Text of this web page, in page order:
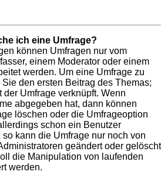
ich eine Umfrage?
können Umfragen nur vom
einem Moderator oder einem
werden. Um eine Umfrage zu
den ersten Beitrag des Themas;
der Umfrage verknüpft. Wenn
abgegeben hat, dann können
löschen oder die Umfrageoption
schon ein Benutzer
kann die Umfrage nur noch von
geändert oder gelöscht
die Manipulation von laufenden
werden.